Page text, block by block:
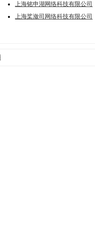
上海铭申湖网络科技有限公司
上海桨潋司网络科技有限公司